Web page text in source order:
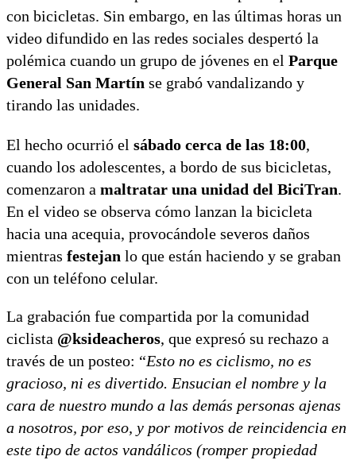
con bicicletas. Sin embargo, en las últimas horas un
video difundido en las redes sociales despertó la
polémica cuando un grupo de jóvenes en el Parque
General San Martín se grabó vandalizando y
tirando las unidades.
El hecho ocurrió el sábado cerca de las 18:00,
cuando los adolescentes, a bordo de sus bicicletas,
comenzaron a maltratar una unidad del BiciTran.
En el video se observa cómo lanzan la bicicleta
hacia una acequia, provocándole severos daños
mientras festejan lo que están haciendo y se graban
con un teléfono celular.
La grabación fue compartida por la comunidad
ciclista @ksideacheros, que expresó su rechazo a
través de un posteo: “Esto no es ciclismo, no es
gracioso, ni es divertido. Ensucian el nombre y la
cara de nuestro mundo a las demás personas ajenas
a nosotros, por eso, y por motivos de reincidencia en
este tipo de actos vandálicos (romper propiedad